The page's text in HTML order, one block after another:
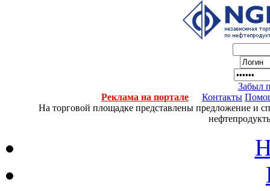
Забыл
Реклама на портале
Контакты
На торговой площадке представлены предложение и